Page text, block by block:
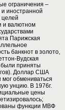
ограничения –
иностранной
целей
и валютном
Парижская
банкнот в золото,
Вудская
были приняты
Доллар США
мог обмениваться
унцию. В 1976г.
цены
функции МВФ